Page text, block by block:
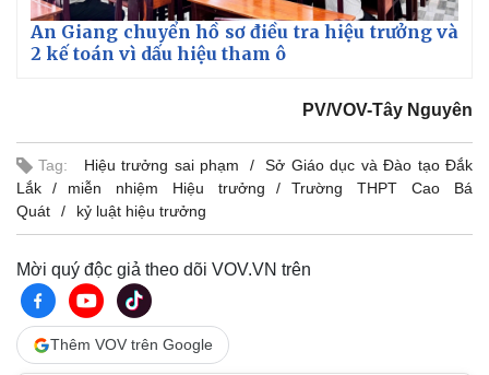
An Giang chuyển hồ sơ điều tra hiệu trưởng và
2 kế toán vì dấu hiệu tham ô
PV/VOV-Tây Nguyên
Tag: Hiệu trưởng sai phạm
Sở Giáo dục và Đào tạo Đắk
Lắk
miễn nhiệm Hiệu trưởng
Trường THPT Cao Bá
Quát
kỷ luật hiệu trưởng
Mời quý độc giả theo dõi VOV.VN trên
Thêm VOV trên Google